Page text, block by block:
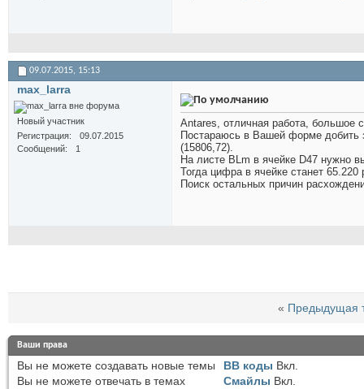
09.07.2015, 15:13
max_larra
Новый участник
Регистрация
09.07.2015
Сообщений
1
Antares, отличная работа, большое
Постараюсь в Вашей форме добить
(15806,72).
На листе BLm в ячейке D47 нужно
Тогда цифра в ячейке станет 65.220
Поиск остальных причин
« Предыдущая
Ваши права
Вы не можете создавать новые темы
Вы не можете отвечать в темах
BB коды Вкл.
Смайлы Вкл.